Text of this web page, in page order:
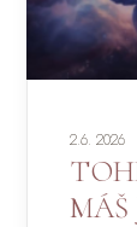
2.6. 2026
MÁŠ